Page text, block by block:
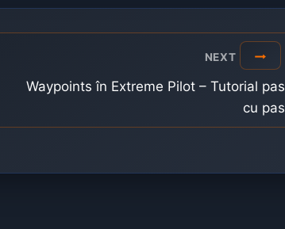
NEXT
Waypoints în Extreme Pilot – Tutorial pas
cu pas